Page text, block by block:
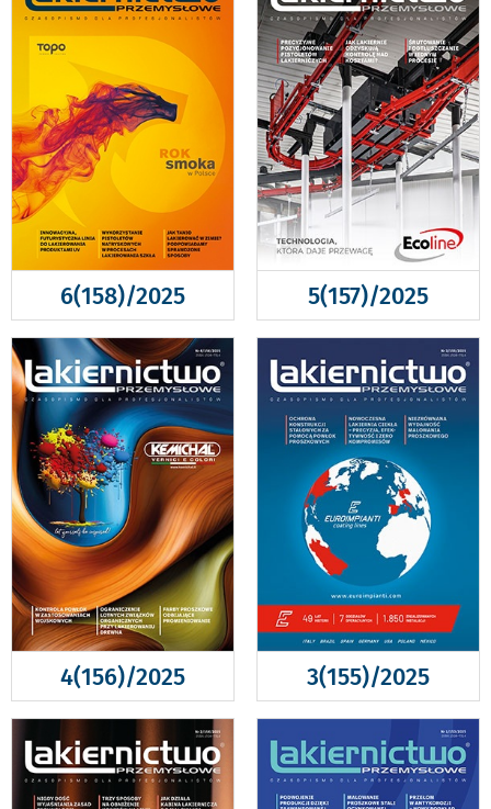
6(158)/2025 5(157)/2025
4(156)/2025 3(155)/2025